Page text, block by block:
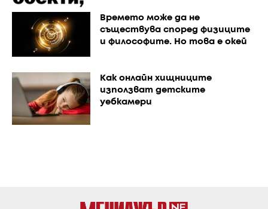
Времето може да не
съществува според физиците
и философите. Но това е окей
Как онлайн хищниците
използват детските
уебкамери